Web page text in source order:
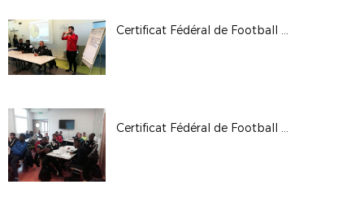
Certificat Fédéral de Football 2 : Module U13
Certificat Fédéral de Football 3 : Module U17-U19